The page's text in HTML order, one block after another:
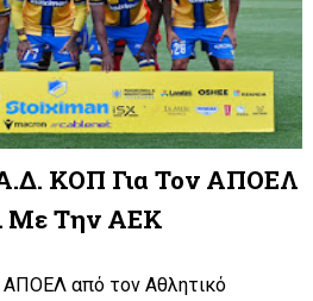
ΚΟΠ Για Τον ΑΠΟΕΛ
Με Την ΑΕΚ
ΑΠΟΕΛ από τον Αθλητικό